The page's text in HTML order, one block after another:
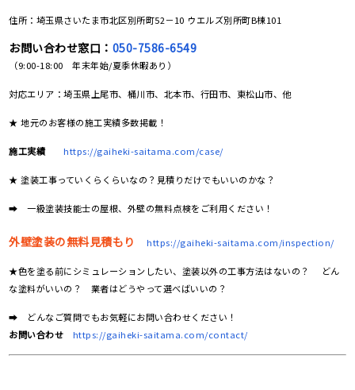
住所：埼玉県さいたま市北区別所町52－10 ウエルズ別所町B棟101
お問い合わせ窓口： 050-7586-6549
（9:00-18:00 年末年始/夏季休暇あり）
対応エリア：埼玉県上尾市、桶川市、北本市、行田市、東松山市、他
★ 地元のお客様の施工実績多数掲載！
施工実績 https://gaiheki-saitama.com/case/
★ 塗装工事っていくらくらいなの？見積りだけでもいいのかな？
➡ 一級塗装技能士の屋根、外壁の無料点検をご利用ください！
外壁塗装の無料見積もり https://gaiheki-saitama.com/inspection/
★色を塗る前にシミュレーションしたい、塗装以外の工事方法はないの？ どん
な塗料がいいの？ 業者はどうやって選べばいいの？
➡ どんなご質問でもお気軽にお問い合わせください！
お問い合わせ
https://gaiheki-saitama.com/contact/